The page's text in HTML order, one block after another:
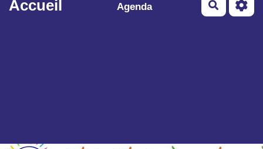
Accueil
Agenda